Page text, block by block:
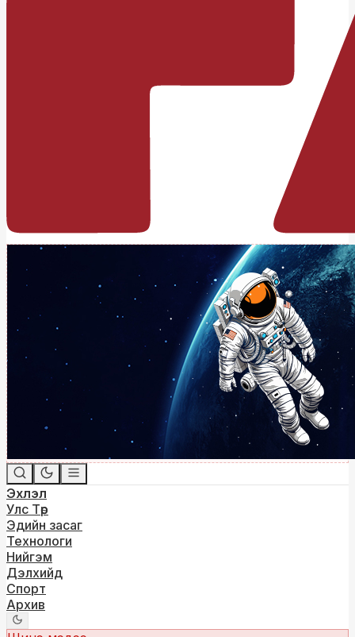
Эхлэл
Улс Төр
Эдийн засаг
Технологи
Нийгэм
Дэлхийд
Спорт
Архив